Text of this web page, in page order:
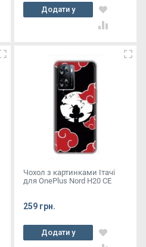
Додати у
кошик
Чохол з картинками Ітачі
для OnePlus Nord Н20 СЕ
259 грн.
Додати у
кошик